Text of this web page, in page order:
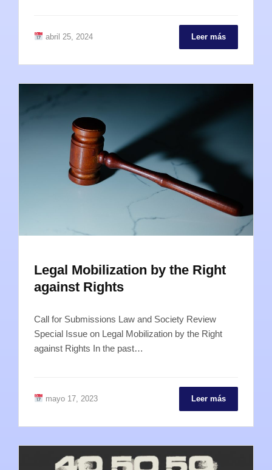
abril 25, 2024 Leer más
Legal Mobilization by the Right
against Rights
Call for Submissions Law and Society Review
Special Issue on Legal Mobilization by the Right
against Rights In the past…
mayo 17, 2023 Leer más